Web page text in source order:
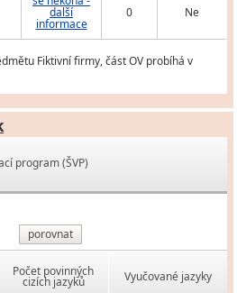
další
informace
0 Ne
Fiktivní firmy, část OV probíhá v
program (ŠVP)
porovnat
Počet povinných
cizích jazyků Vyučované jazyky